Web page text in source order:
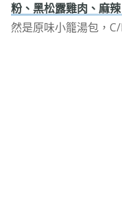
粉、黑松露雞肉、麻
然是原味小籠湯包，